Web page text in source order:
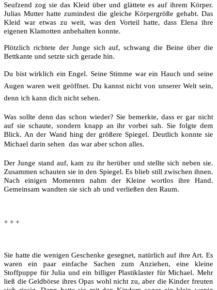
Seufzend zog sie das Kleid über und glättete es auf ihrem Körper.
Julias Mutter hatte zumindest die gleiche Körpergröße gehabt. Das
Kleid war etwas zu weit, was den Vorteil hatte, dass Elena ihre
eigenen Klamotten anbehalten konnte.
Plötzlich richtete der Junge sich auf, schwang die Beine über die
Bettkante und setzte sich gerade hin.
Du bist wirklich ein Engel. Seine Stimme war ein Hauch und seine
Augen waren weit geöffnet. Du kannst nicht von unserer Welt sein,
denn ich kann dich nicht sehen.
Was sollte denn das schon wieder? Sie bemerkte, dass er gar nicht
auf sie schaute, sondern knapp an ihr vorbei sah. Sie folgte dem
Blick. An der Wand hing der größere Spiegel. Deutlich konnte sie
Michael darin sehen  das war aber schon alles.
Der Junge stand auf, kam zu ihr herüber und stellte sich neben sie.
Zusammen schauten sie in den Spiegel. Es blieb still zwischen ihnen.
Nach einigen Momenten nahm der Kleine wortlos ihre Hand.
Gemeinsam wandten sie sich ab und verließen den Raum.
+ + +
Sie hatte die wenigen Geschenke gesegnet, natürlich auf ihre Art. Es
waren ein paar einfache Sachen zum Anziehen, eine kleine
Stoffpuppe für Julia und ein billiger Plastiklaster für Michael. Mehr
ließ die Geldbörse ihres Opas wohl nicht zu, aber die Kinder freuten